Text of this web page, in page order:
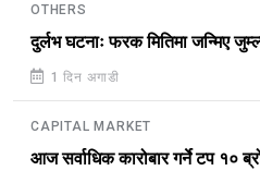
OTHERS
दुर्लभ घटनाः फरक मितिमा जन्मिए
1 दिन अगाडी
CAPITAL MARKET
आज सर्वाधिक कारोबार गर्ने टप १०